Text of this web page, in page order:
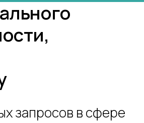
запросов в сфере